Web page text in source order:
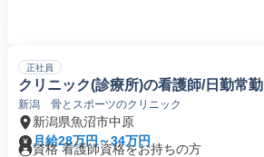
正社員
クリニック(診療所)の看護師/日勤常勤
新潟 骨とスポーツのクリニック
新潟県魚沼市中原
月給28万円～34万円
資格 看護師資格をお持ちの方